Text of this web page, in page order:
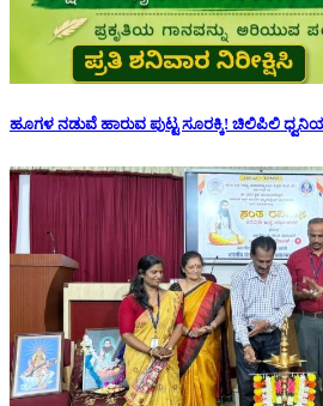
ಹೂಗಳ ನಡುವೆ ಹಾರುವ ಪುಟ್ಟ ಸೂರಕ್ಕಿ! ಚಿಲಿಪಿಲಿ